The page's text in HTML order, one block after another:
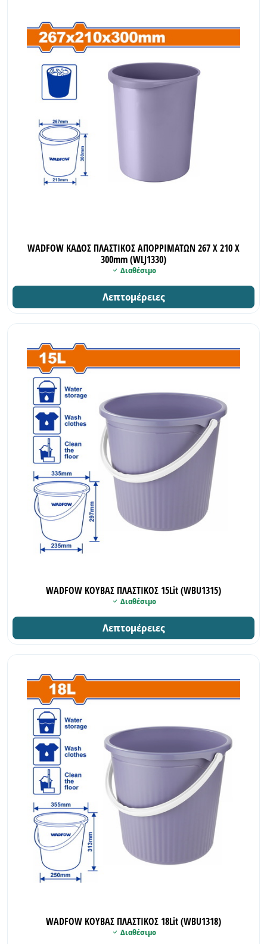
WADFOW ΚΑΔΟΣ ΠΛΑΣΤΙΚΟΣ ΑΠΟΡΡΙΜΑΤΩΝ 267 Χ 210 Χ
300mm (WLJ1330)
Διαθέσιμο
Λεπτομέρειες
WADFOW ΚΟΥΒΑΣ ΠΛΑΣΤΙΚΟΣ 15Lit (WBU1315)
Διαθέσιμο
Λεπτομέρειες
WADFOW ΚΟΥΒΑΣ ΠΛΑΣΤΙΚΟΣ 18Lit (WBU1318)
Διαθέσιμο